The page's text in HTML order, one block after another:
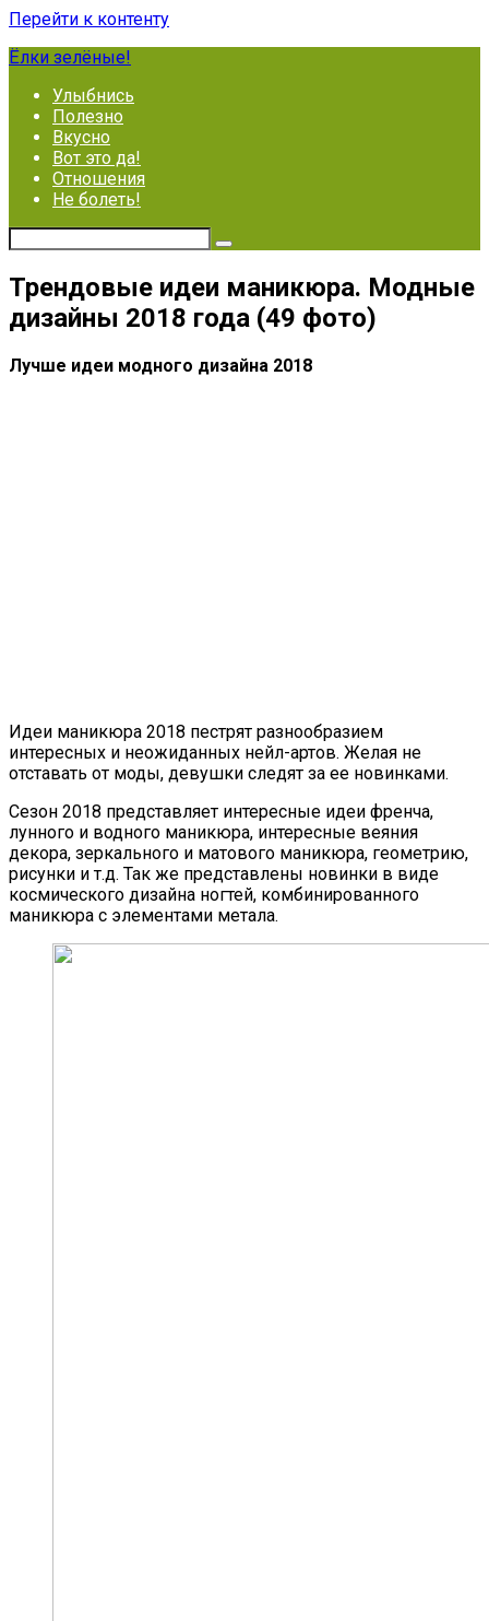
Перейти к контенту
Ёлки зелёные!
Улыбнись
Полезно
Вкусно
Вот это да!
Отношения
Не болеть!
Трендовые идеи маникюра. Модные
дизайны 2018 года (49 фото)
Лучше идеи модного дизайна 2018
Идеи маникюра 2018 пестрят разнообразием
интересных и неожиданных нейл-артов. Желая не
отставать от моды, девушки следят за ее новинками.
Сезон 2018 представляет интересные идеи френча,
лунного и водного маникюра, интересные веяния
декора, зеркального и матового маникюра, геометрию,
рисунки и т.д. Так же представлены новинки в виде
космического дизайна ногтей, комбинированного
маникюра с элементами метала.